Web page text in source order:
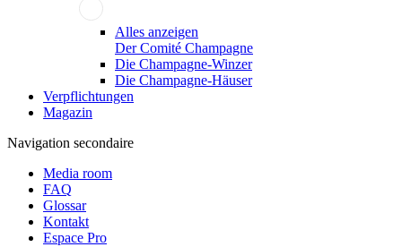
Alles anzeigen
Der Comité Champagne
Die Champagne-Winzer
Die Champagne-Häuser
Verpflichtungen
Magazin
Navigation secondaire
Media room
FAQ
Glossar
Kontakt
Espace Pro